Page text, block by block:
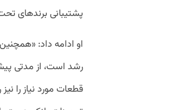
پشتیبانی برندهای
او ادامه داد:
رشد است، از مدتی